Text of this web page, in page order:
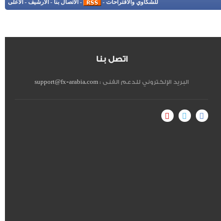
للشكاوي والاقتراحات -
- الاتصال بنا - الأرشيف - الأعلى
اتصل بنا
البريد الإلكتروني للدعم الفنى :support@fx-arabia.com